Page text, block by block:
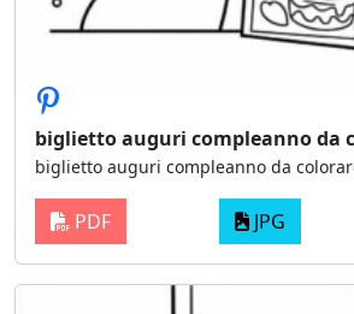
biglietto auguri compleanno da
biglietto auguri compleanno da
PDF JPG